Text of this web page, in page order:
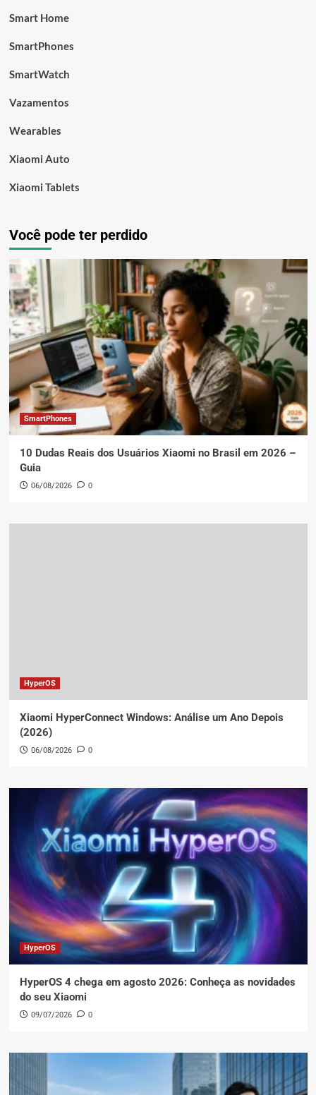
Smart Home
SmartPhones
SmartWatch
Vazamentos
Wearables
Xiaomi Auto
Xiaomi Tablets
Você pode ter perdido
SmartPhones
10 Dudas Reais dos Usuários Xiaomi no Brasil em 2026 –
Guia
06/08/2026 0
HyperOS
Xiaomi HyperConnect Windows: Análise um Ano Depois
(2026)
06/08/2026 0
HyperOS
HyperOS 4 chega em agosto 2026: Conheça as novidades
do seu Xiaomi
09/07/2026 0